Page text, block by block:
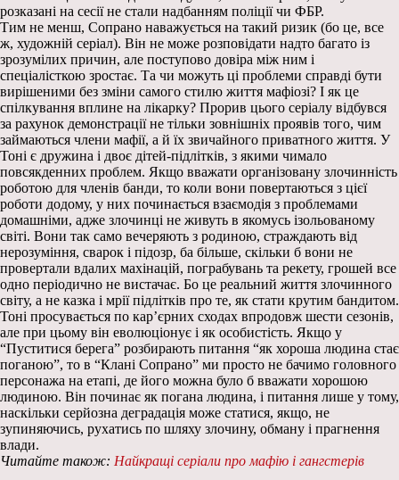
розказані на сесії не стали надбанням поліції чи ФБР.
Тим не менш, Сопрано наважується на такий ризик (бо це, все
ж, художній серіал). Він не може розповідати надто багато із
зрозумілих причин, але поступово довіра між ним і
спеціалісткою зростає. Та чи можуть ці проблеми справді бути
вирішеними без зміни самого стилю життя мафіозі? І як це
спілкування вплине на лікарку? Прорив цього серіалу відбувся
за рахунок демонстрації не тільки зовнішніх проявів того, чим
займаються члени мафії, а й їх звичайного приватного життя. У
Тоні є дружина і двоє дітей-підлітків, з якими чимало
повсякденних проблем. Якщо вважати організовану злочинність
роботою для членів банди, то коли вони повертаються з цієї
роботи додому, у них починається взаємодія з проблемами
домашніми, адже злочинці не живуть в якомусь ізольованому
світі. Вони так само вечеряють з родиною, страждають від
нерозуміння, сварок і підозр, ба більше, скільки б вони не
провертали вдалих махінацій, пограбувань та рекету, грошей все
одно періодично не вистачає. Бо це реальний життя злочинного
світу, а не казка і мрії підлітків про те, як стати крутим бандитом.
Тоні просувається по кар’єрних сходах впродовж шести сезонів,
але при цьому він еволюціонує і як особистість. Якщо у
“Пуститися берега” розбирають питання “як хороша людина стає
поганою”, то в “Клані Сопрано” ми просто не бачимо головного
персонажа на етапі, де його можна було б вважати хорошою
людиною. Він починає як погана людина, і питання лише у тому,
наскільки серйозна деградація може статися, якщо, не
зупиняючись, рухатись по шляху злочину, обману і прагнення
влади.
Читайте також: Найкращі серіали про мафію і гангстерів